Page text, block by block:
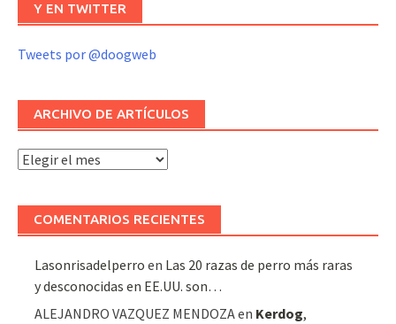
Y EN TWITTER
Tweets por @doogweb
ARCHIVO DE ARTÍCULOS
Archivo
artículos
COMENTARIOS RECIENTES
Lasonrisadelperro en Las 20 razas de perro más raras
y desconocidas en EE.UU. son…
ALEJANDRO VAZQUEZ MENDOZAen Kerdog,